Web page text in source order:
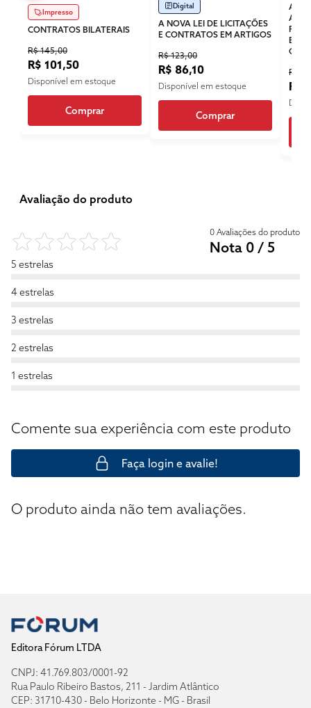
Impresso
CONTRATOS BILATERAIS
R$ 145,00
R$ 101,50
Disponível em estoque
Comprar
Digital
A NOVA LEI DE LICITAÇÕES
E CONTRATOS EM ARTIGOS
R$ 123,00
R$ 86,10
Disponível em estoque
Comprar
A
R$
R$
Avaliação do produto
0 Avaliações do produto
Nota 0 / 5
5 estrelas
4 estrelas
3 estrelas
2 estrelas
1 estrelas
Comente sua experiência com este produto
Faça login e avalie!
O produto ainda não tem avaliações.
Editora Fórum LTDA
CNPJ: 41.769.803/0001-92
Rua Paulo Ribeiro Bastos, 211 - Jardim Atlântico
CEP: 31710-430 - Belo Horizonte - MG - Brasil